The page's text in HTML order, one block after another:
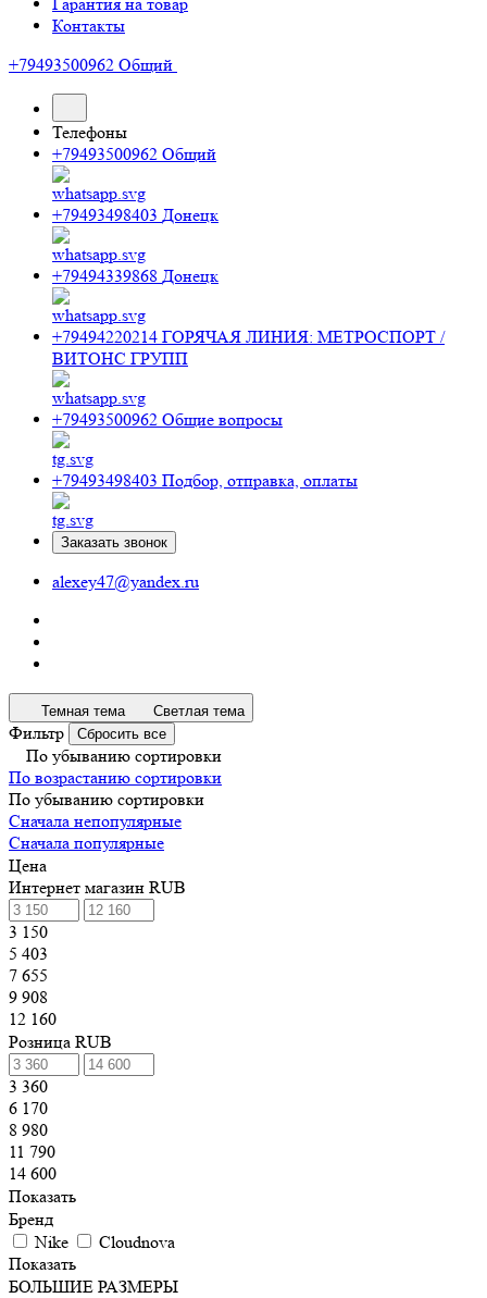
Контакты
+79493500962 Общий
Телефоны
+79493500962 Общий
+79493498403 Донецк
+79494339868 Донецк
+79494220214 ГОРЯЧАЯ ЛИНИЯ: МЕТРОСПОРТ /
ВИТОНС ГРУПП
+79493500962 Общие вопросы
+79493498403 Подбор, отправка, оплаты
Заказать звонок
alexey47@yandex.ru
Темная тема Светлая тема
Фильтр Сбросить все
По убыванию сортировки
По возрастанию сортировки
По убыванию сортировки
Сначала непопулярные
Сначала популярные
Цена
Интернет магазин RUB
3 150
5 403
7 655
9 908
12 160
Розница RUB
3 360
6 170
8 980
11 790
14 600
Показать
Бренд
Nike
Cloudnova
Показать
БОЛЬШИЕ РАЗМЕРЫ